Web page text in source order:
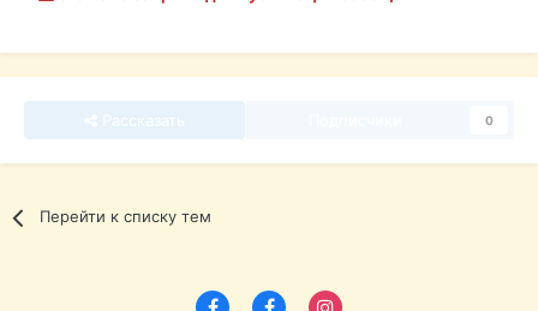
0
Перейти к списку тем